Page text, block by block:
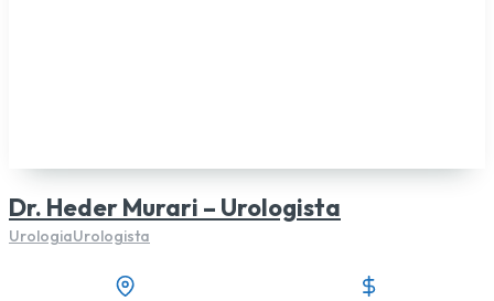
Dr. Heder Murari – Urologista
UrologiaUrologista